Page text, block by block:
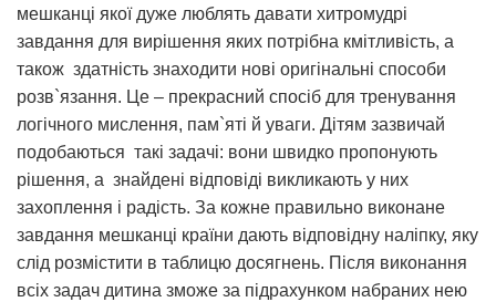
мешканці якої дуже люблять давати хитромудрі
завдання для вирішення яких потрібна кмітливість, а
також здатність знаходити нові оригінальні способи
розв`язання. Це – прекрасний спосіб для тренування
логічного мислення, пам`яті й уваги. Дітям зазвичай
подобаються такі задачі: вони швидко пропонують
рішення, а знайдені відповіді викликають у них
захоплення і радість. За кожне правильно виконане
завдання мешканці країни дають відповідну наліпку, яку
слід розмістити в таблицю досягнень. Після виконання
всіх задач дитина зможе за підрахунком набраних нею